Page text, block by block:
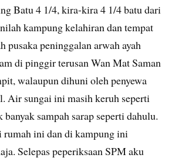
Batu 4 1/4, kira-kira 4 1/4 batu dari
kampung kelahiran dan tempat
pusaka peninggalan arwah ayah
di pinggir terusan Wan Mat Saman
walaupun dihuni oleh penyewa
Air sungai ini masih keruh seperti
sampah sarap seperti dahulu.
rumah ini dan di kampung ini
Selepas peperiksaan SPM aku